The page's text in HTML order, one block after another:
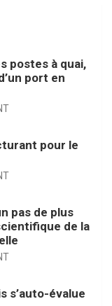
postes à quai,
port en
pour le
pas de plus
de la
s’auto-évalue